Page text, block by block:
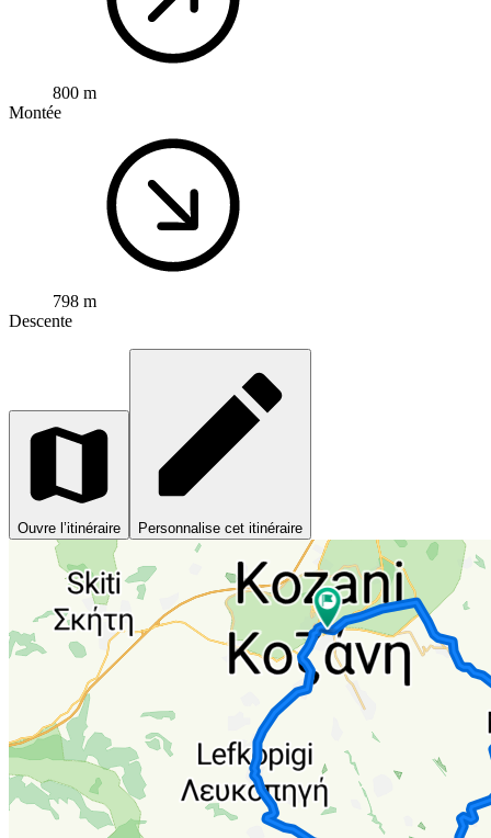
800 m
Montée
798 m
Descente
Ouvre l’itinéraire Personnalise cet itinéraire